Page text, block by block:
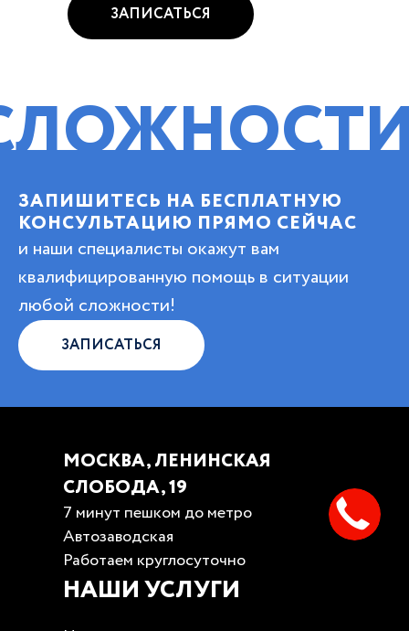
ЗАПИСАТЬСЯ
ЗАПИШИТЕСЬ НА БЕСПЛАТНУЮ
КОНСУЛЬТАЦИЮ ПРЯМО СЕЙЧАС
и наши специалисты окажут вам
квалифицированную помощь в ситуации
любой сложности!
ЗАПИСАТЬСЯ
МОСКВА, ЛЕНИНСКАЯ
СЛОБОДА, 19
7 минут пешком до метро
Автозаводская
Работаем круглосуточно
НАШИ УСЛУГИ